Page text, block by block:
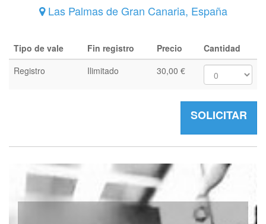
Las Palmas de Gran Canaria, España
Tipo de vale Fin registro Precio
Cantidad
Registro
Ilimitado 30,00 €
SOLICITAR